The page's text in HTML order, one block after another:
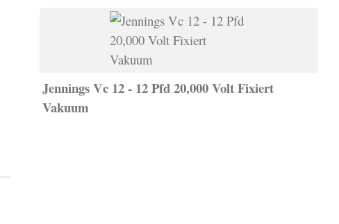
Jennings Vc 12 - 12 Pfd 20,000 Volt Fixiert
Vakuum